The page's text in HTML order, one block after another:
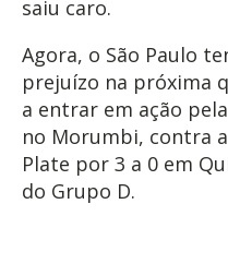
saiu caro.
Agora, o São Paulo
prejuízo na próxima
a entrar em ação
no Morumbi, contra
Plate por 3 a 0 em
do Grupo D.